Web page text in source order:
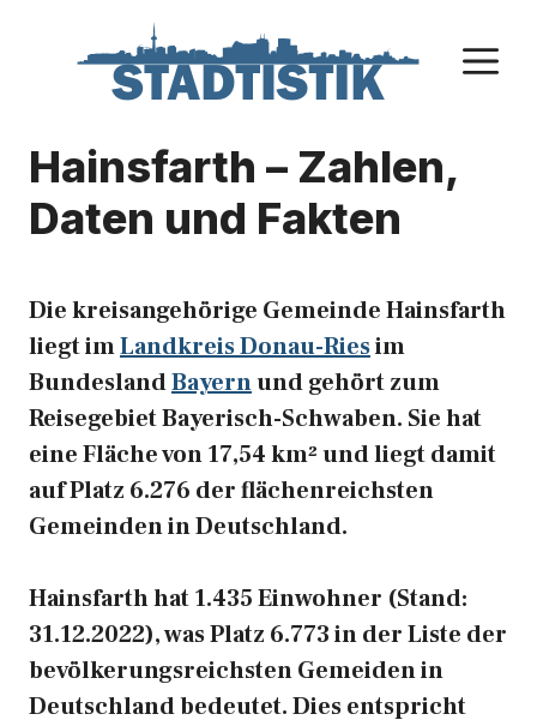
Hainsfarth – Zahlen,
Daten und Fakten
Die kreisangehörige Gemeinde Hainsfarth
liegt imLandkreis Donau-Riesim
BundeslandBayernund gehört zum
Reisegebiet Bayerisch-Schwaben. Sie hat
eine Fläche von 17,54 km² und liegt damit
auf Platz 6.276 der flächenreichsten
Gemeinden in Deutschland.
Hainsfarth hat 1.435 Einwohner (Stand:
31.12.2022), was Platz 6.773 in der Liste der
bevölkerungsreichsten Gemeiden in
Deutschland bedeutet. Dies entspricht